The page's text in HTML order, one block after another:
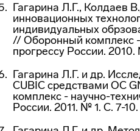
Гагарина Л.Г., Колдаев
инновационных
индивидуальных
// Оборонный комплекс
прогрессу России.
Гагарина Л.Г. и др.
CUBIC средствами ОС
комплекс - научно-
России. 2011. № 1. С. 7-10.